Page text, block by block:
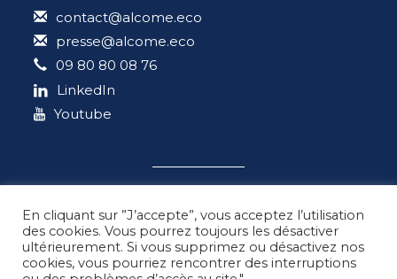
contact@alcome.eco
presse@alcome.eco
09 80 80 08 76
LinkedIn
Youtube
Pour arrêter de fumer, Tabac info service :
l’appli, le site, le 3989*
En cliquant sur ”J’accepte”, vous acceptez l’utilisation
des cookies. Vous pourrez toujours les désactiver
ultérieurement. Si vous supprimez ou désactivez nos
cookies, vous pourriez rencontrer des interruptions